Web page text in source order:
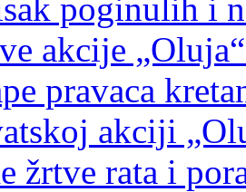
poginulih i
akcije
pravaca
akciji
žrtve rata i